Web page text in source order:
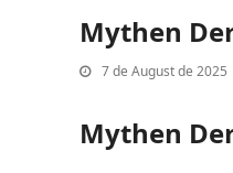
Mythen
7 de August de 2025
Mythen